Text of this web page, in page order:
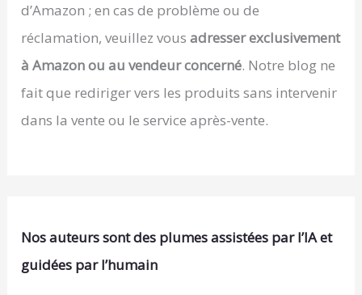
d’Amazon ; en cas de problème ou de
réclamation, veuillez vousadresser exclusivement
à Amazon ou au vendeur concerné. Notre blog ne
fait que rediriger vers les produits sans intervenir
dans la vente ou le service après-vente.
Nos auteurs sont des plumes assistées par l’IA et
guidées par l’humain